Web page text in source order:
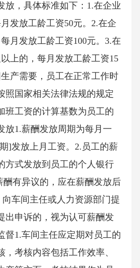
放，具体标准如下：1.在企业
发放工龄工资50元。2.在企
月发放工龄工资100元。3.在
上的，每月发放工龄工资15
产需要，员工在正常工作时
照国家相关法律法规的规定
班工资的计算基数为员工的
放1.薪酬发放周期为每月一
]发放上月工资。2.员工的薪
方式发放到员工的个人银行
酬有异议的，应在薪酬发放后
车间主任或人力资源部门提
出申诉的，视为认可薪酬发
督1.车间主任应定期对员工的
，考核内容包括工作效率、